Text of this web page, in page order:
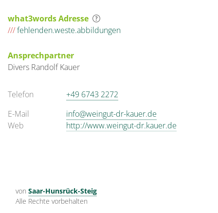
what3words Adresse
///fehlenden.weste.abbildungen
Ansprechpartner
Divers RandolfKauer
Telefon
+49 6743 2272
E-Mail
info@weingut-dr-kauer.de
Web
http://www.weingut-dr.kauer.de
von Saar-Hunsrück-Steig
Alle Rechte vorbehalten